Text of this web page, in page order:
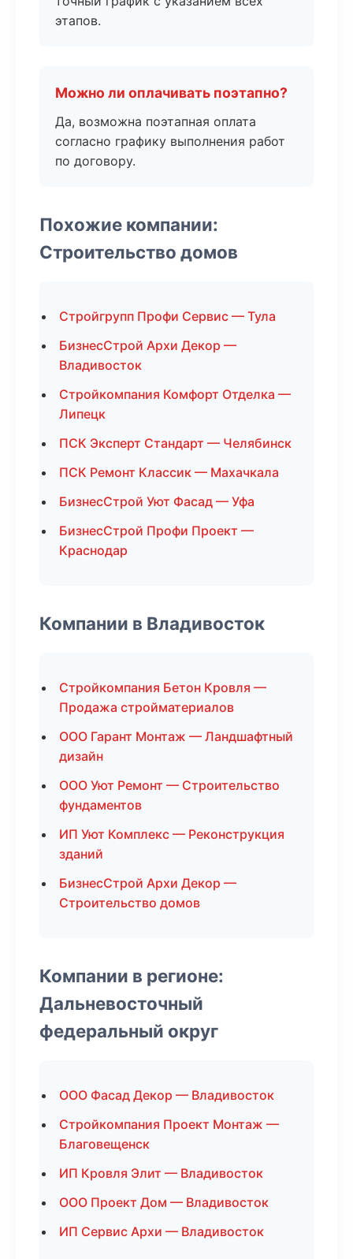
этапов.
Можно ли оплачивать поэтапно?
Да, возможна поэтапная оплата
согласно графику выполнения работ
по договору.
Похожие компании:
Строительство домов
Стройгрупп Профи Сервис — Тула
БизнесСтрой Архи Декор —
Владивосток
Стройкомпания Комфорт Отделка —
Липецк
ПСК Эксперт Стандарт — Челябинск
ПСК Ремонт Классик — Махачкала
БизнесСтрой Уют Фасад — Уфа
БизнесСтрой Профи Проект —
Краснодар
Компании в Владивосток
Стройкомпания Бетон Кровля —
Продажа стройматериалов
ООО Гарант Монтаж — Ландшафтный
дизайн
ООО Уют Ремонт — Строительство
фундаментов
ИП Уют Комплекс — Реконструкция
зданий
БизнесСтрой Архи Декор —
Строительство домов
Компании в регионе:
Дальневосточный
федеральный округ
ООО Фасад Декор — Владивосток
Стройкомпания Проект Монтаж —
Благовещенск
ИП Кровля Элит — Владивосток
ООО Проект Дом — Владивосток
ИП Сервис Архи — Владивосток